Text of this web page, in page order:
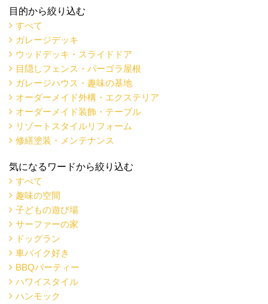
目的から絞り込む
すべて
ガレージデッキ
ウッドデッキ・スライドドア
目隠しフェンス・パーゴラ屋根
ガレージハウス・趣味の基地
オーダーメイド外構・エクステリア
オーダーメイド装飾・テーブル
リゾートスタイルリフォーム
修繕塗装・メンテナンス
気になるワードから絞り込む
すべて
趣味の空間
子どもの遊び場
サーファーの家
ドッグラン
車バイク好き
BBQパーティー
ハワイスタイル
ハンモック